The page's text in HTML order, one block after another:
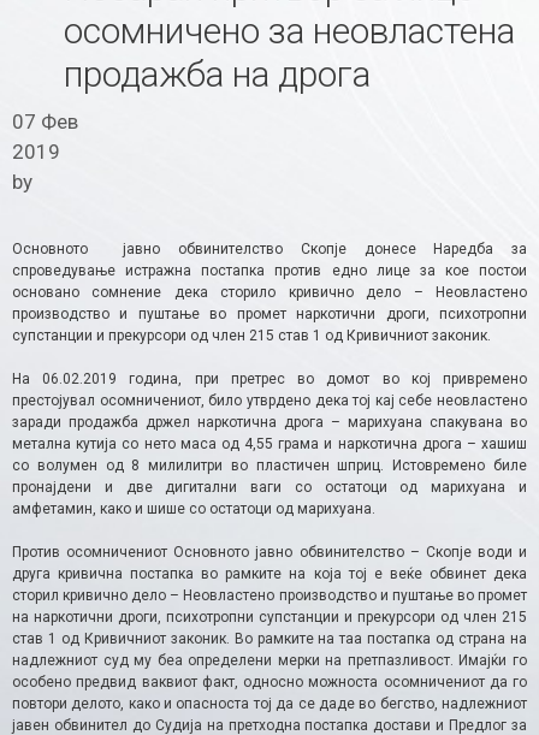
осомничено за неовластена
продажба на дрога
07 Фев
2019
by
Основното јавно обвинителство Скопје донесе Наредба за
спроведување истражна постапка против едно лице за кое постои
основано сомнение дека сторило кривично дело – Неовластено
производство и пуштање во промет наркотични дроги, психотропни
супстанции и прекурсори од член 215 став 1 од Кривичниот законик.
На 06.02.2019 година, при претрес во домот во кој привремено
престојувал осомничениот, било утврдено дека тој кај себе неовластено
заради продажба држел наркотична дрога – марихуана спакувана во
метална кутија со нето маса од 4,55 грама и наркотична дрога – хашиш
со волумен од 8 милилитри во пластичен шприц. Истовремено биле
пронајдени и две дигитални ваги со остатоци од марихуана и
амфетамин, како и шише со остатоци од марихуана.
Против осомничениот Основното јавно обвинителство – Скопје води и
друга кривична постапка во рамките на која тој е веќе обвинет дека
сторил кривично дело – Неовластено производство и пуштање во промет
на наркотични дроги, психотропни супстанции и прекурсори од член 215
став 1 од Кривичниот законик. Во рамките на таа постапка од страна на
надлежниот суд му беа определени мерки на претпазливост. Имајќи го
особено предвид ваквиот факт, односно можноста осомничениот да го
повтори делото, како и опасноста тој да се даде во бегство, надлежниот
јавен обвинител до Судија на претходна постапка достави и Предлог за